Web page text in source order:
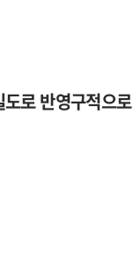
로 반영구적으